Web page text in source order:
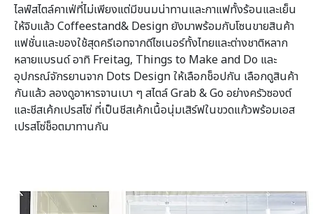
ไลฟ์สไตล์คาเฟ่ที่ไม่เพียงแต่มีขนมน่าทานและกาแฟทั้งร้อนและเย็น
ให้จิบแล้ว Coffeestand& Design ยังมาพร้อมกับโซนขายสินค้า
แฟชั่นและของใช้สุดครีเอทจากดีไซเนอร์ทั้งไทยและต่างชาติหลาก
หลายแบรนด์ อาทิ Freitag, Things to Make and Do และ
อุปกรณ์จักรยานจาก Dots Design ให้เลือกช็อปกัน เลือกดูสินค้า
กันแล้ว ลองดูอาหารจานเบา ๆ สไตล์ Grab & Go อย่างครัวซองต์
และชีสเค้กเปรสโซ่ ที่เป็นชีสเค้กเนื้อนุ่มเสิร์ฟในขวดแก้วพร้อมเอส
เปรสโซ่ช็อตมาทานกัน